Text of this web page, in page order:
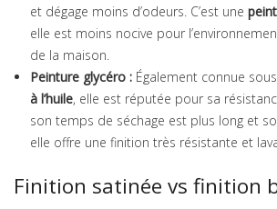
et dégage moins d’odeurs. C’est une
elle est moins nocive pour
de la maison.
Peinture glycéro :Également connue
à l’huile, elle est réputée pour sa
son temps de séchage est plus long et
elle offre une finition très résistante et
Finition satinée vs finition